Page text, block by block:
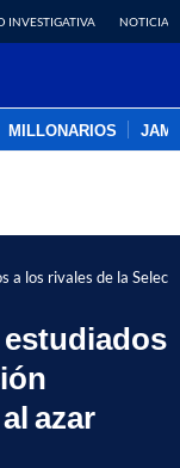
INVESTIGATIVA NOTICIAS
MILLONARIOS
a los rivales de la
estudiados
azar